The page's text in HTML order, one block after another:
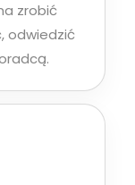
zrobić
odwiedzić